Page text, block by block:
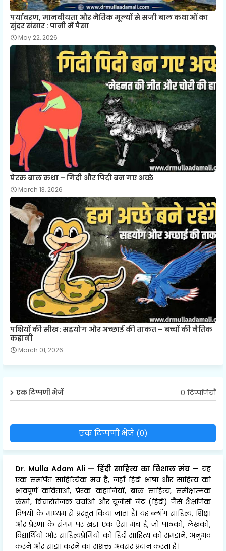
पर्यावरण, मानवीयता और नैतिक मूल्यों से सजी बाल कथाओं का
सुंदर संसार : पानी में पैसा
May 22, 2026
प्रेरक बाल कथा – गिदी और पिदी बन गए अच्छे
March 13, 2026
पक्षियों की सीख: सहयोग और अच्छाई की ताकत – बच्चों की नैतिक
कहानी
March 01, 2026
एक टिप्पणी भेजें 0 टिप्पणियाँ
एक टिप्पणी भेजें (0)
Dr. Mulla Adam Ali — हिंदी साहित्य का विशाल मंच — यह
एक समर्पित साहित्यिक मंच है, जहाँ हिंदी भाषा और साहित्य को
भावपूर्ण कविताओं, प्रेरक कहानियों, बाल साहित्य, समीक्षात्मक
लेखों, विचारोत्तेजक चर्चाओं और यूजीसी नेट (हिंदी) जैसे शैक्षणिक
विषयों के माध्यम से प्रस्तुत किया जाता है। यह ब्लॉग साहित्य, शिक्षा
और प्रेरणा के संगम पर खड़ा एक ऐसा मंच है, जो पाठकों, लेखकों,
विद्यार्थियों और साहित्यप्रेमियों को हिंदी साहित्य को समझने, अनुभव
करने और साझा करने का सशक्त अवसर प्रदान करता है।